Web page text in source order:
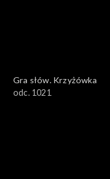
Gra słów. Krzyżówka
odc. 1021